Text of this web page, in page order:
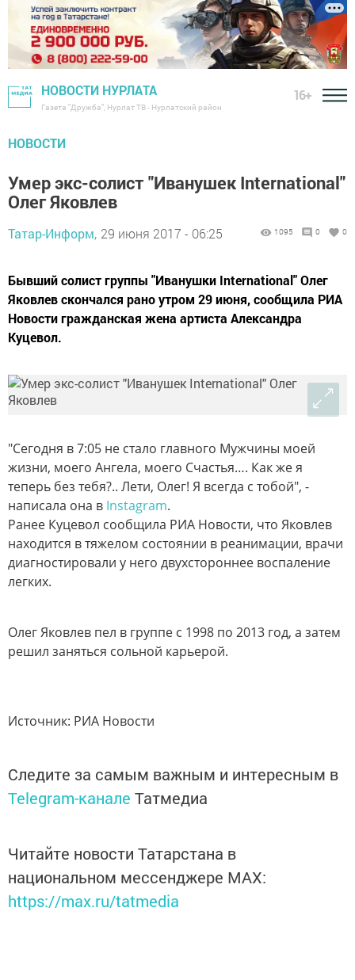
НОВОСТИ НУРЛАТА
Газета "Дружба", Нурлат ТВ - Нурлатский район
16+
НОВОСТИ
Умер экс-солист "Иванушек International"
Олег Яковлев
Татар-Информ, 29 июня 2017 - 06:25 1095 0 0
Бывший солист группы "Иванушки International" Олег
Яковлев скончался рано утром 29 июня, сообщила РИА
Новости гражданская жена артиста Александра
Куцевол.
"Сегодня в 7:05 не стало главного Мужчины моей
жизни, моего Ангела, моего Счастья…. Как же я
теперь без тебя?.. Лети, Олег! Я всегда с тобой", -
написала она в Instagram.
Ранее Куцевол сообщила РИА Новости, что Яковлев
находится в тяжелом состоянии в реанимации, врачи
диагностировали у него двухстороннее воспаление
легких.
Олег Яковлев пел в группе с 1998 по 2013 год, а затем
решил заняться сольной карьерой.
Источник: РИА Новости
Следите за самым важным и интересным в
Telegram-канале Татмедиа
Читайте новости Татарстана в
национальном мессенджере MАХ:
https://max.ru/tatmedia